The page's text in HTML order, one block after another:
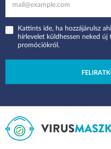
Kattints ide, ha hozzájárulsz
hírlevelet küldhessen neked
promóciókról.